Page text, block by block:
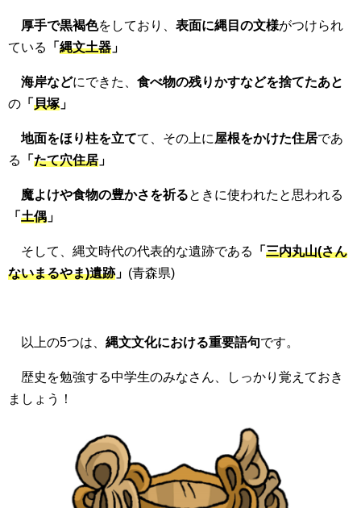
厚手で黒褐色をしており、 表面に縄目の文様がつけられ
ている
「 縄文土器 」
海岸などにできた、 食べ物の残りかすなどを捨てたあと
の 「 貝塚」
地面をほり柱を立てて、その上に屋根をかけた住居であ
る
「 たて穴住居 」
魔よけや食物の豊かさを祈るときに使われたと思われる
「 土偶 」
そして、縄文時代の代表的な遺跡である 「 三内丸山(さん
ないまるやま)遺跡」 (青森県)
以上の5つは、 縄文文化における重要語句です。
歴史を勉強する中学生のみなさん、しっかり覚えておき
ましょう！